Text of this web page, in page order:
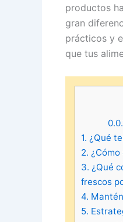
productos
gran
prácticos y
que tus
1. ¿Qué
2.
3. ¿Qué
frescos
4.
5.